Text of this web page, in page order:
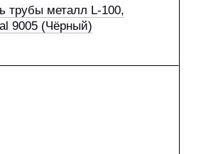
трубы металл L-100,
9005 (Чёрный)